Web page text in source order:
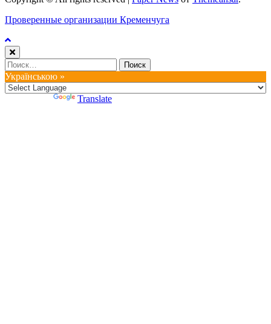
Проверенные организации Кременчуга
Найти:
Українською »
Translate